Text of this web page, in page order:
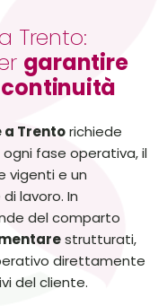
Trento:
garantire
continuità
Trentorichiede
fase operativa, il
vigenti e un
lavoro. In
del comparto
strutturati,
direttamente
del cliente.